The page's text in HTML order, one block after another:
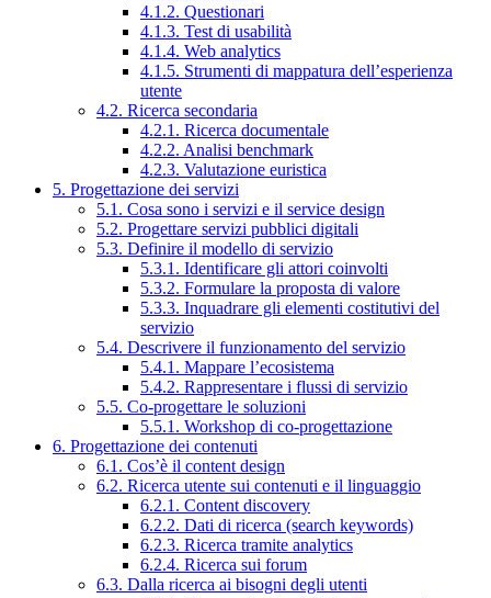
4.1.2. Questionari
4.1.3. Test di usabilità
4.1.4. Web analytics
4.1.5. Strumenti di mappatura dell’esperienza
utente
4.2. Ricerca secondaria
4.2.1. Ricerca documentale
4.2.2. Analisi benchmark
4.2.3. Valutazione euristica
5. Progettazione dei servizi
5.1. Cosa sono i servizi e il service design
5.2. Progettare servizi pubblici digitali
5.3. Definire il modello di servizio
5.3.1. Identificare gli attori coinvolti
5.3.2. Formulare la proposta di valore
5.3.3. Inquadrare gli elementi costitutivi del
servizio
5.4. Descrivere il funzionamento del servizio
5.4.1. Mappare l’ecosistema
5.4.2. Rappresentare i flussi di servizio
5.5. Co-progettare le soluzioni
5.5.1. Workshop di co-progettazione
6. Progettazione dei contenuti
6.1. Cos’è il content design
6.2. Ricerca utente sui contenuti e il linguaggio
6.2.1. Content discovery
6.2.2. Dati di ricerca (search keywords)
6.2.3. Ricerca tramite analytics
6.2.4. Ricerca sui forum
6.3. Dalla ricerca ai bisogni degli utenti